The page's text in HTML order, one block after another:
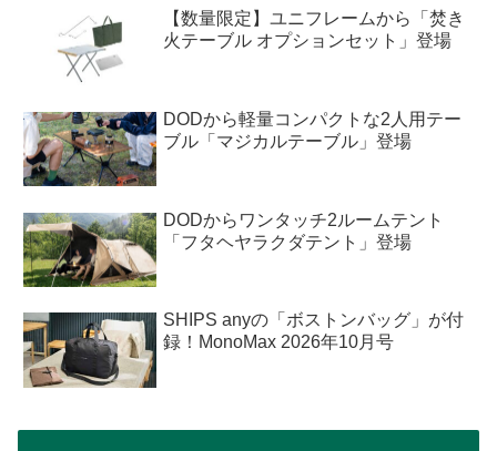
【数量限定】ユニフレームから「焚き
火テーブル オプションセット」登場
DODから軽量コンパクトな2人用テー
ブル「マジカルテーブル」登場
DODからワンタッチ2ルームテント
「フタヘヤラクダテント」登場
SHIPS anyの「ボストンバッグ」が付
録！MonoMax 2026年10月号